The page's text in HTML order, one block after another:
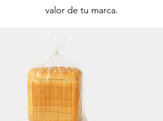
valor de tu marca.